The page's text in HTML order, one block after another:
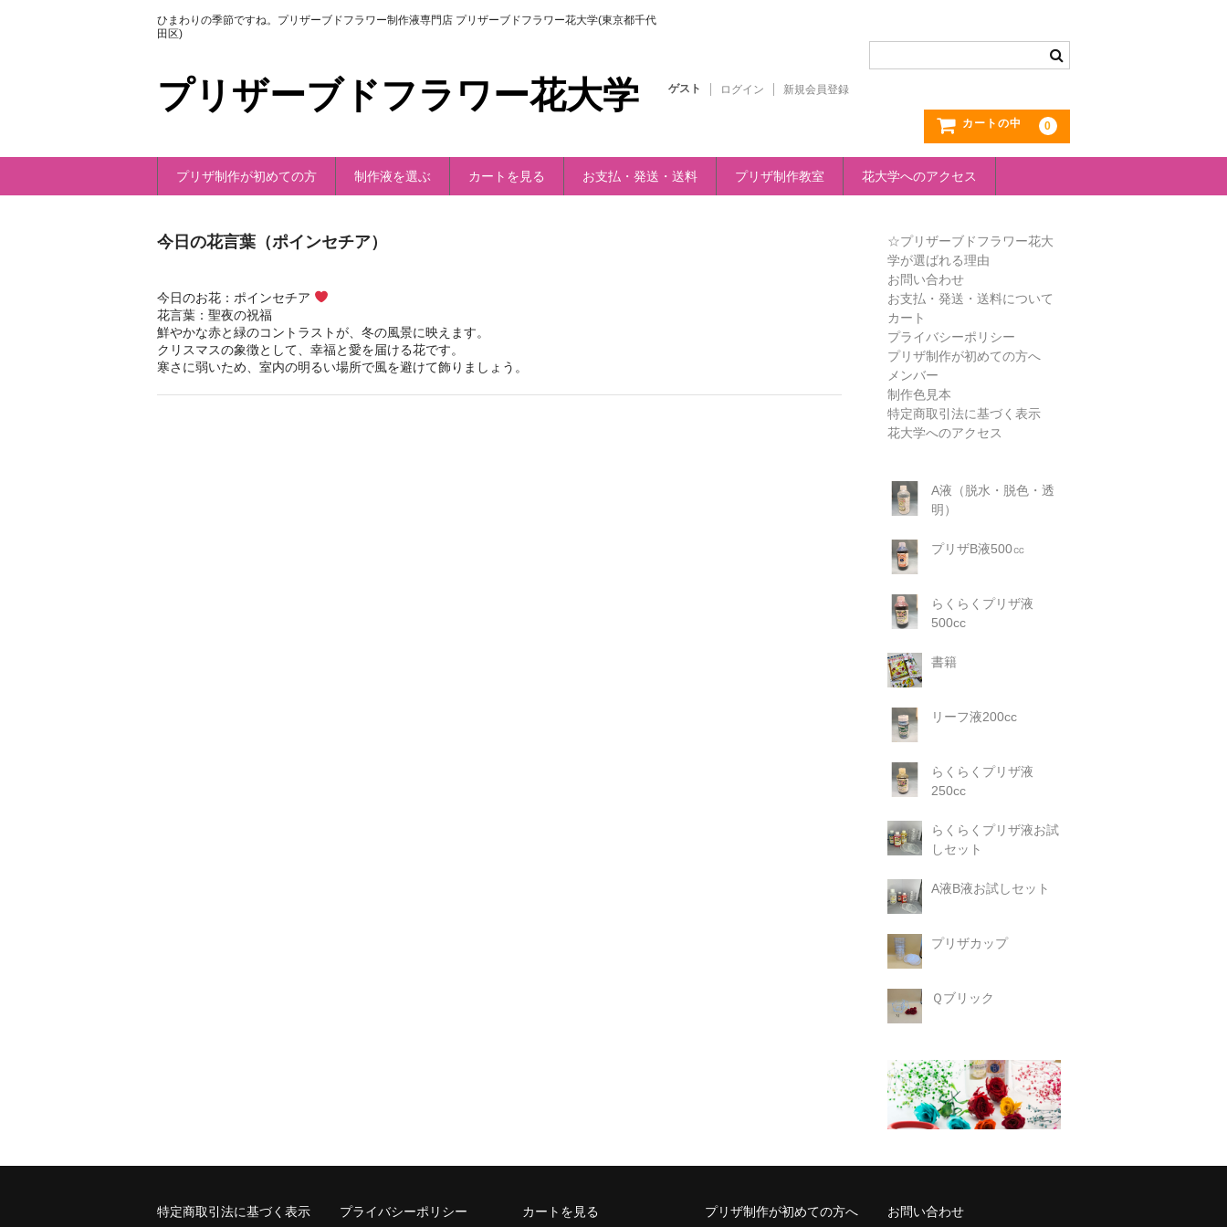
ひまわりの季節ですね。プリザーブドフラワー制作液専門店 プリザーブドフラワー花大学(東京都千代
田区)
プリザーブドフラワー花大学 ゲスト ログイン 新規会員登録
カートの中 0
プリザ制作が初めての方 制作液を選ぶ カートを見る お支払・発送・送料 プリザ制作教室 花大学へのアクセス
今日の花言葉（ポインセチア）
今日のお花：ポインセチア
花言葉：聖夜の祝福
鮮やかな赤と緑のコントラストが、冬の風景に映えます。
クリスマスの象徴として、幸福と愛を届ける花です。
寒さに弱いため、室内の明るい場所で風を避けて飾りましょう。
☆プリザーブドフラワー花大
学が選ばれる理由
お問い合わせ
お支払・発送・送料について
カート
プライバシーポリシー
プリザ制作が初めての方へ
メンバー
制作色見本
特定商取引法に基づく表示
花大学へのアクセス
A液（脱水・脱色・透
明）
プリザB液500㏄
らくらくプリザ液
500cc
書籍
リーフ液200cc
らくらくプリザ液
250cc
らくらくプリザ液お試
しセット
A液B液お試しセット
プリザカップ
Ｑブリック
特定商取引法に基づく表示 プライバシーポリシー カートを見る プリザ制作が初めての方へ お問い合わせ